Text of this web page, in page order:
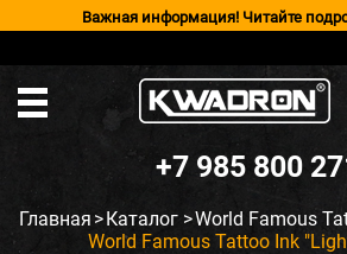
Важная информация! Читайте
+7 985 800
Главная >Каталог >World Famous
World Famous Tattoo Ink